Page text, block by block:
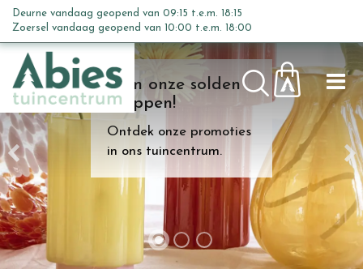
n
c
o
n
t
e
n
t
Kom onze solden
shoppen!
Ontdek onze promoties
in ons tuincentrum.
Deurne vandaag geopend van 09:15 t.e.m. 18:15
Zoersel vandaag geopend van 10:00 t.e.m. 18:00